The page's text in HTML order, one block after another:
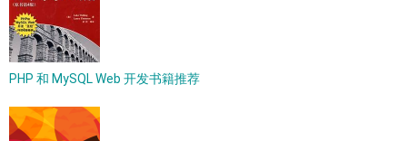
PHP 和 MySQL Web 开发书籍推荐